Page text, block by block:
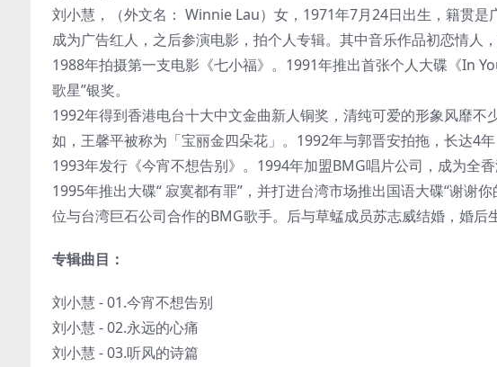
刘小慧，（外文名： Winnie Lau）女，1971年7月24日出生，籍贯
成为广告红人，之后参演电影，拍个人专辑。其中音乐作品初恋情人
1988年拍摄第一支电影《七小福》。1991年推出首张个人大碟《In
歌星”银奖。
1992年得到香港电台十大中文金曲新人铜奖，清纯可爱的形象风靡
如，王馨平被称为「宝丽金四朵花」。1992年与郭晋安拍拖，长达4
1993年发行《今宵不想告别》。1994年加盟BMG唱片公司，成为全
1995年推出大碟“ 寂寞都有罪”，并打进台湾市场推出国语大碟“谢谢
位与台湾巨石公司合作的BMG歌手。后与草蜢成员苏志威结婚，婚后
专辑曲目：
刘小慧 - 01.今宵不想告别
刘小慧 - 02.永远的心痛
刘小慧 - 03.听风的诗篇